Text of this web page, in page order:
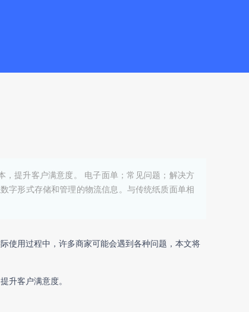
提升客户满意度。 电子面单；常见问题；解决方
字形式存储和管理的物流信息。与传统纸质面单相
使用过程中，许多商家可能会遇到各种问题，本文将
升客户满意度。